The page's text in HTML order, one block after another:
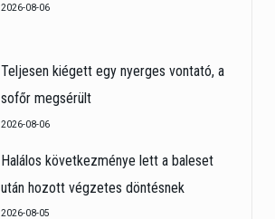
2026-08-06
Teljesen kiégett egy nyerges vontató, a
sofőr megsérült
2026-08-06
Halálos következménye lett a baleset
után hozott végzetes döntésnek
2026-08-05